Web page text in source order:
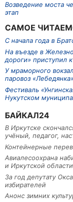
Возведение моста
этап
САМОЕ
С начала года в
На въезде в
дороги» приступил
У мраморного
паровоз «Лебедянка»
Фестиваль
Нукутском
БАЙКАЛ24
В Иркутске
учёный, педагог,
Контейнерные
Авиалесоохрана
и Иркутской области
За год депутату
избирателей
Анонс зимних